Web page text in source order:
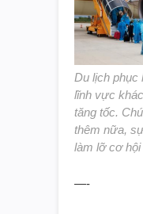
Du lịch phục
lĩnh vực
tăng tốc.
thêm nữa,
làm lỡ cơ
—-